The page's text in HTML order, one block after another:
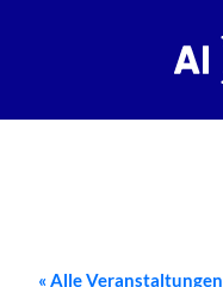
« Alle Veranstaltungen